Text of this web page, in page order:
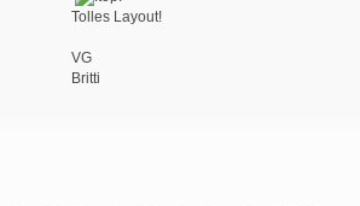
Tolles Layout!
VG
Britti